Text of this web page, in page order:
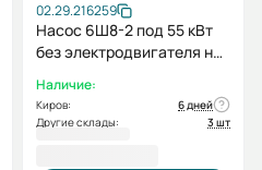
02.29.216259
Насос 6Ш8-2 под 55 кВт
без электродвигателя на
Наличие:
Киров:
6 дней
Другие склады:
3 шт